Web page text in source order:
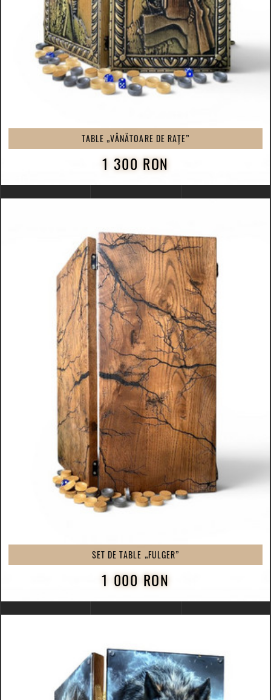
TABLE „VÂNĂTOARE DE RAȚE”
1 300 RON
SET DE TABLE „FULGER”
1 000 RON